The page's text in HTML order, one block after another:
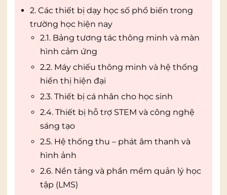
2. Các thiết bị dạy học số phổ biến trong
trường học hiện nay
2.1. Bảng tương tác thông minh và màn
hình cảm ứng
2.2. Máy chiếu thông minh và hệ thống
hiển thị hiện đại
2.3. Thiết bị cá nhân cho học sinh
2.4. Thiết bị hỗ trợ STEM và công nghệ
sáng tạo
2.5. Hệ thống thu – phát âm thanh và
hình ảnh
2.6. Nền tảng và phần mềm quản lý học
tập (LMS)